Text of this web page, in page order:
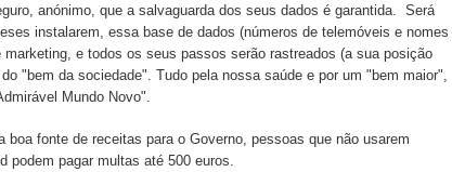
anónimo, que a salvaguarda dos seus dados é garantida. Será
instalarem, essa base de dados (números de telemóveis e nomes
e todos os seus passos serão rastreados (a sua posição
"bem da sociedade". Tudo pela nossa saúde e por um "bem maior",
Mundo Novo".
fonte de receitas para o Governo, pessoas que não usarem
podem pagar multas até 500 euros.